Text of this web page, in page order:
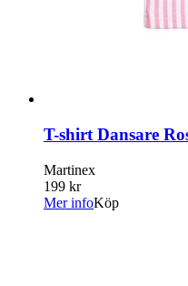
T-shirt Dansare
Martinex
199 kr
Mer infoKöp